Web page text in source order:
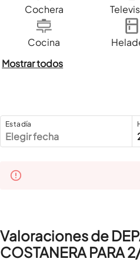
Cochera
Cocina
Mostrar todos
Estadía
Elegir fecha
Valoraciones de
COSTANERA PARA